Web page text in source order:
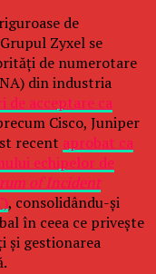
de
Zyxel se
de numerotare
din industria
de acceptare ca
Cisco, Juniper
recent aprobat ca
echipelor de
of Incident
, consolidându-și
în ceea ce privește
și gestionarea